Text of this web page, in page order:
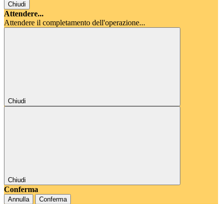
Chiudi
Attendere...
Attendere il completamento dell'operazione...
Chiudi
Chiudi
Conferma
Annulla Conferma